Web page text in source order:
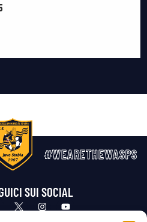
#WEARETHEWASPS
SUI SOCIAL